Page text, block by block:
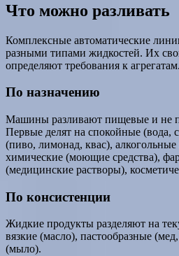
Что можно разливать
Комплексные автоматические
разными типами жидкостей. Их
определяют требования к агрегатам.
По назначению
Машины разливают пищевые и не
Первые делят на спокойные (вода,
(пиво, лимонад, квас),
химические (моющие средства),
(медицинские растворы),
По консистенции
Жидкие продукты разделяют на
вязкие (масло), пастообразные
(мыло).